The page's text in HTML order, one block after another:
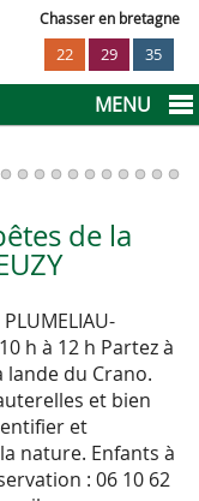
Chasser en bretagne
22 29 35
MENU
de la
h à 12 h Partez à
du Crano.
et bien
et
nature. Enfants à
: 06 10 62